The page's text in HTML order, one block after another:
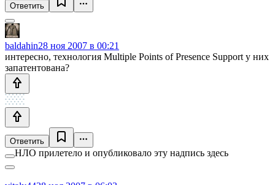
Ответить
baldahin28 ноя 2007 в 00:21
интересно, технология Multiple Points of Presence Support у них
запатентована?
Ответить
НЛО прилетело и опубликовало эту надпись здесь